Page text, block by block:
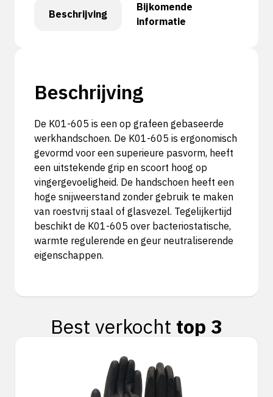
Beschrijving
Bijkomende
informatie
Beschrijving
De K01-605 is een op grafeen gebaseerde
werkhandschoen. De K01-605 is ergonomisch
gevormd voor een superieure pasvorm, heeft
een uitstekende grip en scoort hoog op
vingergevoeligheid. De handschoen heeft een
hoge snijweerstand zonder gebruik te maken
van roestvrij staal of glasvezel. Tegelijkertijd
beschikt de K01-605 over bacteriostatische,
warmte regulerende en geur neutraliserende
eigenschappen.
Best verkocht top 3